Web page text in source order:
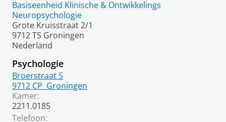
Basiseenheid Klinische & Ontwikkelings
Neuropsychologie
Grote Kruisstraat 2/1
9712 TS Groningen
Nederland
Psychologie
Broerstraat 5
9712 CP Groningen
Kamer:
2211.0185
Telefoon: